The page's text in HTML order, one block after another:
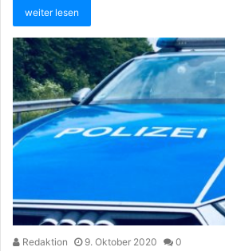
weiter lesen
Redaktion 9. Oktober 2020 0